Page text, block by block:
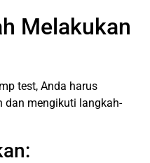
Melakukan
test, Anda harus
dan mengikuti langkah-